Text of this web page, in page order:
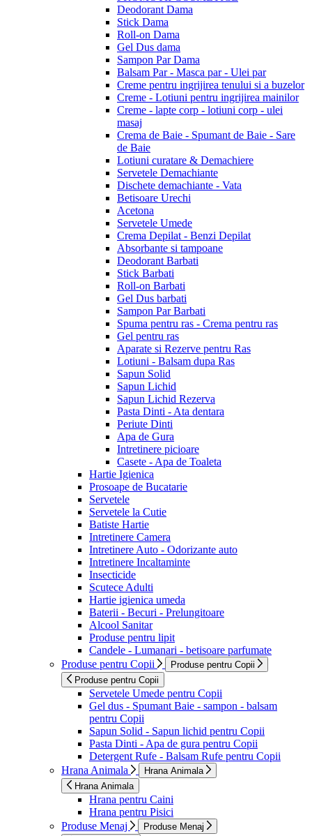
Deodorant Dama
Stick Dama
Roll-on Dama
Gel Dus dama
Sampon Par Dama
Balsam Par - Masca par - Ulei par
Creme pentru ingrijirea tenului si a buzelor
Creme - Lotiuni pentru ingrijirea mainilor
Creme - lapte corp - lotiuni corp - ulei
masaj
Crema de Baie - Spumant de Baie - Sare
de Baie
Lotiuni curatare & Demachiere
Servetele Demachiante
Dischete demachiante - Vata
Betisoare Urechi
Acetona
Servetele Umede
Crema Depilat - Benzi Depilat
Absorbante si tampoane
Deodorant Barbati
Stick Barbati
Roll-on Barbati
Gel Dus barbati
Sampon Par Barbati
Spuma pentru ras - Crema pentru ras
Gel pentru ras
Aparate si Rezerve pentru Ras
Lotiuni - Balsam dupa Ras
Sapun Solid
Sapun Lichid
Sapun Lichid Rezerva
Pasta Dinti - Ata dentara
Periute Dinti
Apa de Gura
Intretinere picioare
Casete - Apa de Toaleta
Hartie Igienica
Prosoape de Bucatarie
Servetele
Servetele la Cutie
Batiste Hartie
Intretinere Camera
Intretinere Auto - Odorizante auto
Intretinere Incaltaminte
Insecticide
Scutece Adulti
Hartie igienica umeda
Baterii - Becuri - Prelungitoare
Alcool Sanitar
Produse pentru lipit
Candele - Lumanari - betisoare parfumate
Produse pentru Copii
Produse pentru Copii
Produse pentru Copii
Servetele Umede pentru Copii
Gel dus - Spumant Baie - sampon - balsam
pentru Copii
Sapun Solid - Sapun lichid pentru Copii
Pasta Dinti - Apa de gura pentru Copii
Detergent Rufe - Balsam Rufe pentru Copii
Hrana Animala
Hrana Animala
Hrana Animala
Hrana pentru Caini
Hrana pentru Pisici
Produse Menaj
Produse Menaj